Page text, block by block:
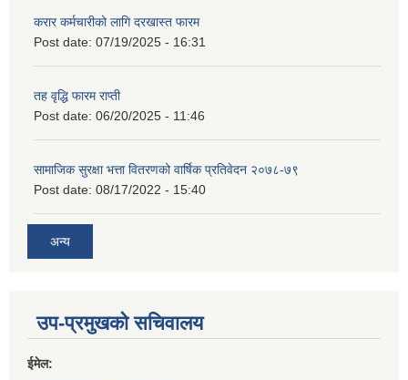
करार कर्मचारीको लागि दरखास्त फारम
Post date: 07/19/2025 - 16:31
तह वृद्धि फारम राप्ती
Post date: 06/20/2025 - 11:46
सामाजिक सुरक्षा भत्ता वितरणको वार्षिक प्रतिवेदन २०७८-७९
Post date: 08/17/2022 - 15:40
अन्य
उप-प्रमुखको सचिवालय
ईमेल: